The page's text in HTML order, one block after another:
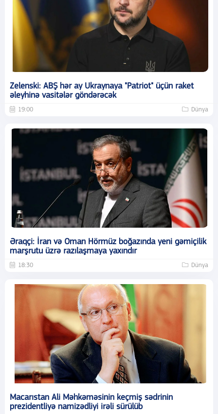
Zelenski: ABŞ hər ay Ukraynaya "Patriot" üçün raket
əleyhinə vasitələr göndərəcək
19:00 Dünya
Əraqçi: İran və Oman Hörmüz boğazında yeni gəmiçilik
marşrutu üzrə razılaşmaya yaxındır
18:30 Dünya
Macarıstan Ali Məhkəməsinin keçmiş sədrinin
prezidentliyə namizədliyi irəli sürülüb